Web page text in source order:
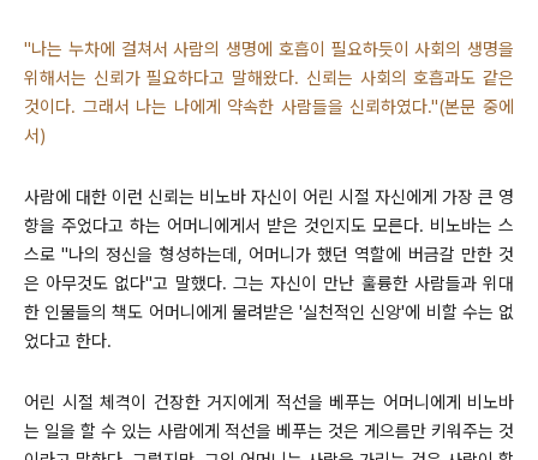
"나는 누차에 걸쳐서 사람의 생명에 호흡이 필요하듯이 사회의 생명을
위해서는 신뢰가 필요하다고 말해왔다. 신뢰는 사회의 호흡과도 같은
것이다. 그래서 나는 나에게 약속한 사람들을 신뢰하였다."(본문 중에
서)
사람에 대한 이런 신뢰는 비노바 자신이 어린 시절 자신에게 가장 큰 영
향을 주었다고 하는 어머니에게서 받은 것인지도 모른다. 비노바는 스
스로 "나의 정신을 형성하는데, 어머니가 했던 역할에 버금갈 만한 것
은 아무것도 없다"고 말했다. 그는 자신이 만난 훌륭한 사람들과 위대
한 인물들의 책도 어머니에게 물려받은 '실천적인 신앙'에 비할 수는 없
었다고 한다.
어린 시절 체격이 건장한 거지에게 적선을 베푸는 어머니에게 비노바
는 일을 할 수 있는 사람에게 적선을 베푸는 것은 게으름만 키워주는 것